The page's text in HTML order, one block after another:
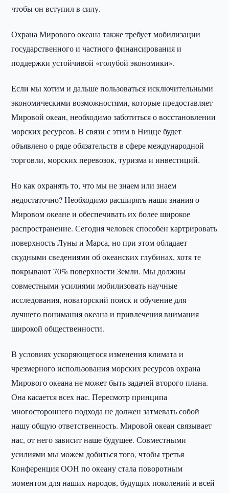
чтобы он вступил в силу.
Охрана Мирового океана также требует мобилизации
государственного и частного финансирования и
поддержки устойчивой «голубой экономики».
Если мы хотим и дальше пользоваться исключительными
экономическими возможностями, которые предоставляет
Мировой океан, необходимо заботиться о восстановлении
морских ресурсов. В связи с этим в Ницце будет
объявлено о ряде обязательств в сфере международной
торговли, морских перевозок, туризма и инвестиций.
Но как охранять то, что мы не знаем или знаем
недостаточно? Необходимо расширять наши знания о
Мировом океане и обеспечивать их более широкое
распространение. Сегодня человек способен картрировать
поверхность Луны и Марса, но при этом обладает
скудными сведениями об океанских глубинах, хотя те
покрывают 70% поверхности Земли. Мы должны
совместными усилиями мобилизовать научные
исследования, новаторский поиск и обучение для
лучшего понимания океана и привлечения внимания
широкой общественности.
В условиях ускоряющегося изменения климата и
чрезмерного использования морских ресурсов охрана
Мирового океана не может быть задачей второго плана.
Она касается всех нас. Пересмотр принципа
многостороннего подхода не должен затмевать собой
нашу общую ответственность. Мировой океан связывает
нас, от него зависит наше будущее. Совместными
усилиями мы можем добиться того, чтобы третья
Конференция ООН по океану стала поворотным
моментом для наших народов, будущих поколений и всей